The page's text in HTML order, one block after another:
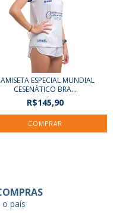
ESPECIAL MUNDIAL
CESENÁTICO BRA...
R$145,90
COMPRAR
país